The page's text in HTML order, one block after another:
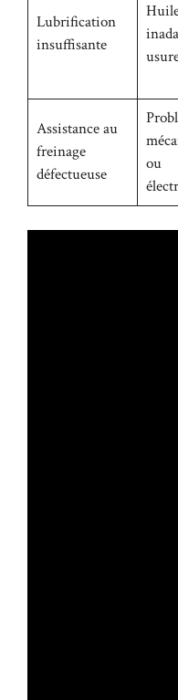
Lubrification
insuffisante
Assistance au
freinage
défectueuse
ou